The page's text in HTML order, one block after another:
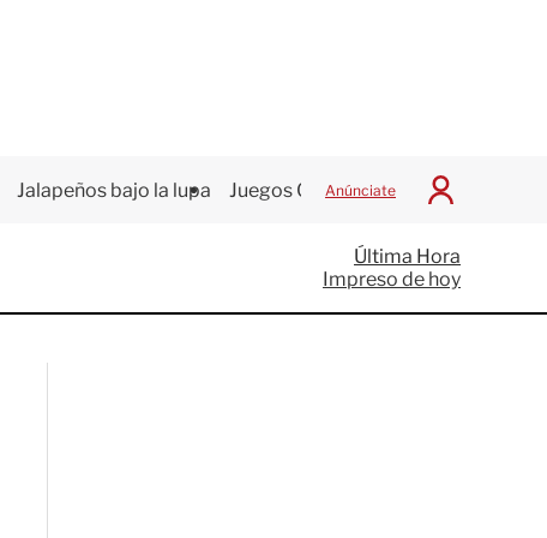
Jalapeños bajo la lupa Juegos Centroamericanos
Anúnciate
I
c
i
a
Última Hora
Impreso de hoy